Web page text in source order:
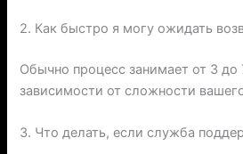
2. Как быстро я могу ожидать
Обычно процесс занимает от 3 до
зависимости от сложности
3. Что делать, если служба